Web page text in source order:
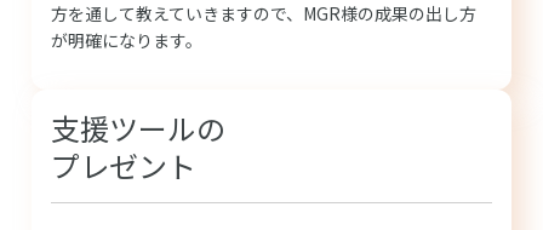
方を通して教えていきますので、MGR様の成果の出し方
が明確になります。
支援ツールの
プレゼント